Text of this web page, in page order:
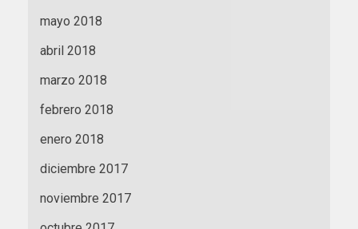
mayo 2018
abril 2018
marzo 2018
febrero 2018
enero 2018
diciembre 2017
noviembre 2017